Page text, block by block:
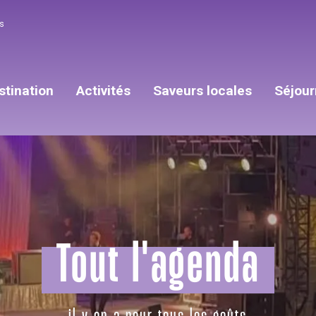
Activités Saveurs locales
Tout l'agenda